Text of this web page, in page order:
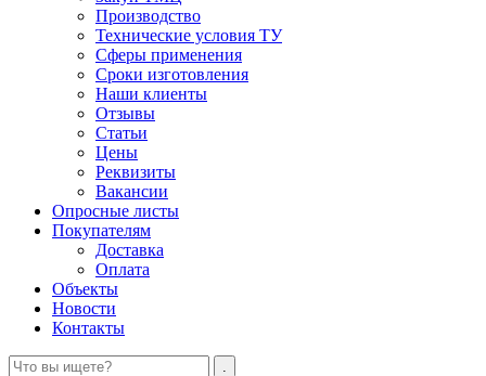
Производство
Технические условия ТУ
Сферы применения
Сроки изготовления
Наши клиенты
Отзывы
Статьи
Цены
Реквизиты
Вакансии
Опросные листы
Покупателям
Доставка
Оплата
Объекты
Новости
Контакты